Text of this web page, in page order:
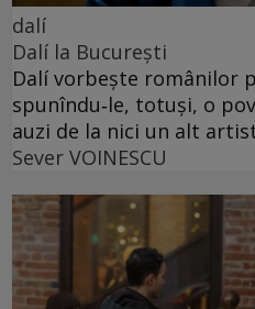
dalí
Dalí la București
Dalí vorbește românilor
spunîndu‑le, totuși, o
auzi de la nici un alt
Sever VOINESCU